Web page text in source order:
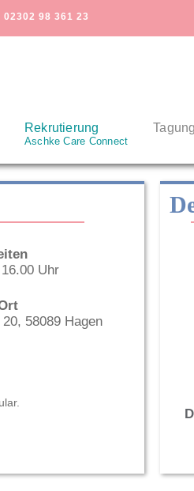
98 361 23
Rekrutierung
Aschke Care Connect
Uhr
58089 Hagen